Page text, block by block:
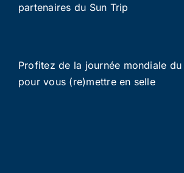
partenaires du Sun Trip
Profitez de la journée mondiale
pour vous (re)mettre en selle